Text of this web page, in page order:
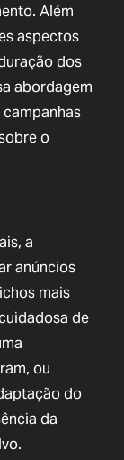
Além
aspectos
dos
abordagem
o
a
anúncios
mais
de
ou
do
da